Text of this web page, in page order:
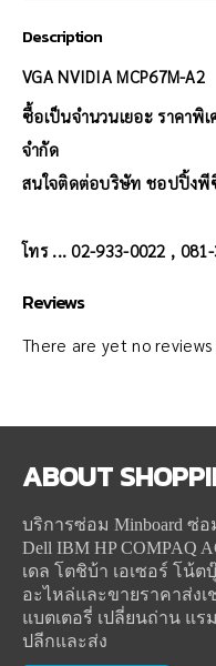
Description
VGA NVIDIA MCP67M-A2
ซื้อเป็นจำนวนเยอะ ราคา
จำกัด
สนใจติดต่อบริษัท ชอปปิ้งพี
โทร ... 02-933-0022 ,
Reviews
There are yet no
ABOUT
บริการซ่อม Minboard ซ่อ
Dell IBM HP COMPAQ
เดล โตชิบ้า เอเซอร์ โน้
อะไหล่และขายราคาส่งเ
แบตเตอรี่ เปลี่ยนถ่าน แร
ปลีกและส่ง